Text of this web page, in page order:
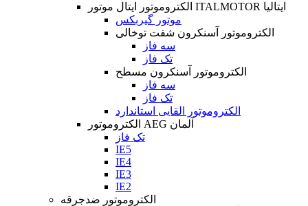
الکتروموتور ایتال موتور ITALMOTOR ایتالیا
موتور گیربکس
الکتروموتور آسنکرون شفت توخالی
سه فاز
تک فاز
الکتروموتور آسنکرون مسطح
سه فاز
تک فاز
الکتروموتور القایی استاندارد
الکتروموتور AEG آلمان
تک فاز
IE5
IE4
IE3
IE2
الکتروموتور ضدجرقه